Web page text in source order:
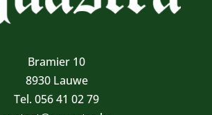
Bramier 10
8930 Lauwe
Tel. 056 41 02 79